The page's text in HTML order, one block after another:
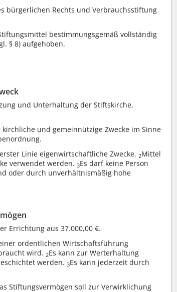
bürgerlichen Rechts und Verbrauchsstiftung
bestimmungsgemäß vollständig
§ 8) aufgehoben.
und Unterhaltung der Stiftskirche,
und gemeinnützige Zwecke im Sinne
Linie eigenwirtschaftliche Zwecke. 2Mittel
verwendet werden.3Es darf keine Person
oder durch unverhältnismäßig hohe
Errichtung aus 37.000,00 €.
ordentlichen Wirtschaftsführung
wird. 2Es kann zur Werterhaltung
werden.3Es kann jederzeit durch
Stiftungsvermögen soll zur Verwirklichung